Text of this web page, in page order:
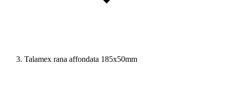
Talamex rana affondata 185x50mm